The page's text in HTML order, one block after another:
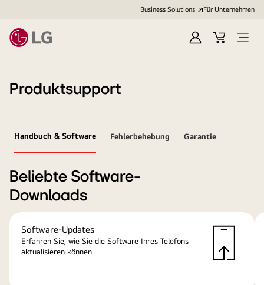
Business Solutions Für Unternehmen
Anmelden
Cart
Open
Produktsupport
Handbuch & Software Fehlerbehebung Garantie
Beliebte Software-
Downloads
Software-Updates
Erfahren Sie, wie Sie die Software Ihres Telefons
aktualisieren können.